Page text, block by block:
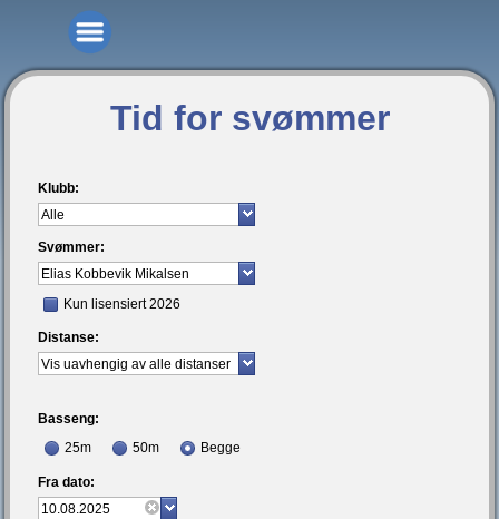
Tid for svømmer
Klubb:
Svømmer:
Kun lisensiert 2026
Distanse:
Basseng:
25m
50m Begge
Fra dato: